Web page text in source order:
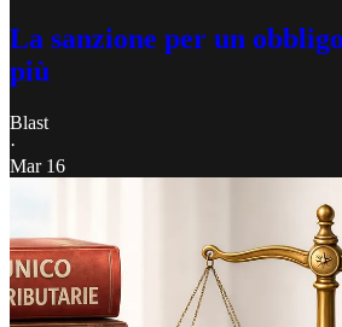
La sanzione per un
più
Blast
·
Mar 16